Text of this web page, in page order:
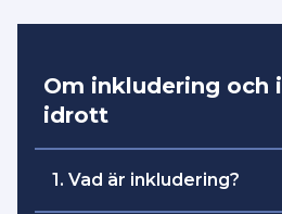
Om inkludering och
idrott
1. Vad är inkludering?